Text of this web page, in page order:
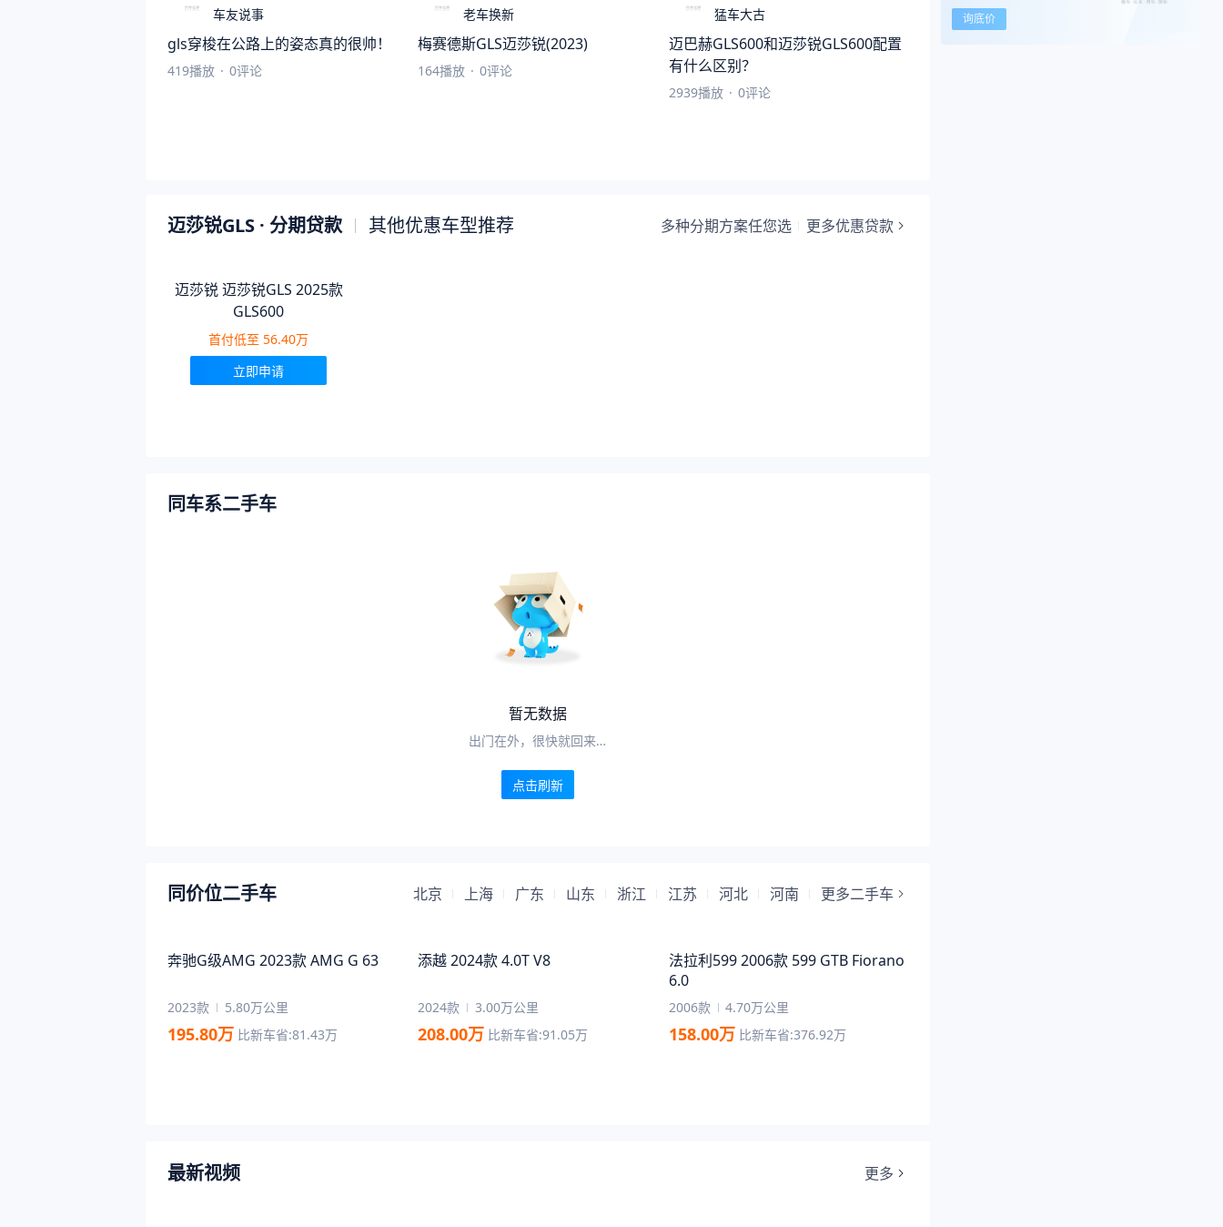
车友说事
gls穿梭在公路上的姿态真的很帅！
419播放 · 0评论
老车换新
梅赛德斯GLS迈莎锐(2023)
164播放 · 0评论
猛车大古
迈巴赫GLS600和迈莎锐GLS600配置
有什么区别？
2939播放 · 0评论
迈莎锐GLS · 分期贷款 其他优惠车型推荐 多种分期方案任您选 更多优惠贷款
迈莎锐 迈莎锐GLS 2025款
GLS600
首付低至 56.40万
立即申请
同车系二手车
暂无数据
出门在外，很快就回来…
点击刷新
同价位二手车 北京 上海 广东 山东 浙江 江苏 河北 河南 更多二手车
奔驰G级AMG 2023款 AMG G 63
2023款 5.80万公里
195.80万 比新车省:81.43万
添越 2024款 4.0T V8
2024款 3.00万公里
208.00万 比新车省:91.05万
法拉利599 2006款 599 GTB Fiorano
6.0
2006款 4.70万公里
158.00万 比新车省:376.92万
最新视频 更多
询底价